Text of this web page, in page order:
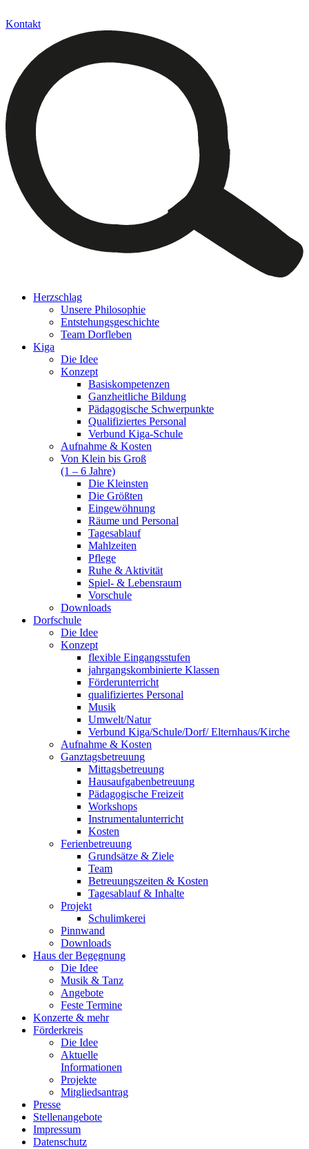
Kontakt
Herzschlag
Unsere Philosophie
Entstehungsgeschichte
Team Dorfleben
Kiga
Die Idee
Konzept
Basiskompetenzen
Ganzheitliche Bildung
Pädagogische Schwerpunkte
Qualifiziertes Personal
Verbund Kiga-Schule
Aufnahme & Kosten
Von Klein bis Groß
(1 – 6 Jahre)
Die Kleinsten
Die Größten
Eingewöhnung
Räume und Personal
Tagesablauf
Mahlzeiten
Pflege
Ruhe & Aktivität
Spiel- & Lebensraum
Vorschule
Downloads
Dorfschule
Die Idee
Konzept
flexible Eingangsstufen
jahrgangskombinierte Klassen
Förderunterricht
qualifiziertes Personal
Musik
Umwelt/Natur
Verbund Kiga/Schule/Dorf/ Elternhaus/Kirche
Aufnahme & Kosten
Ganztagsbetreuung
Mittagsbetreuung
Hausaufgabenbetreuung
Pädagogische Freizeit
Workshops
Instrumentalunterricht
Kosten
Ferienbetreuung
Grundsätze & Ziele
Team
Betreuungszeiten & Kosten
Tagesablauf & Inhalte
Projekt
Schulimkerei
Pinnwand
Downloads
Haus der Begegnung
Die Idee
Musik & Tanz
Angebote
Feste Termine
Konzerte & mehr
Förderkreis
Die Idee
Aktuelle
Informationen
Projekte
Mitgliedsantrag
Presse
Stellenangebote
Impressum
Datenschutz